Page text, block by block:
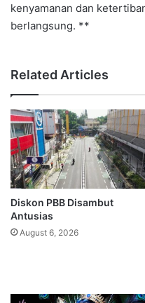
kenyamanan dan
berlangsung. **
Related Articles
Diskon PBB Disambut
Antusias
August 6, 2026